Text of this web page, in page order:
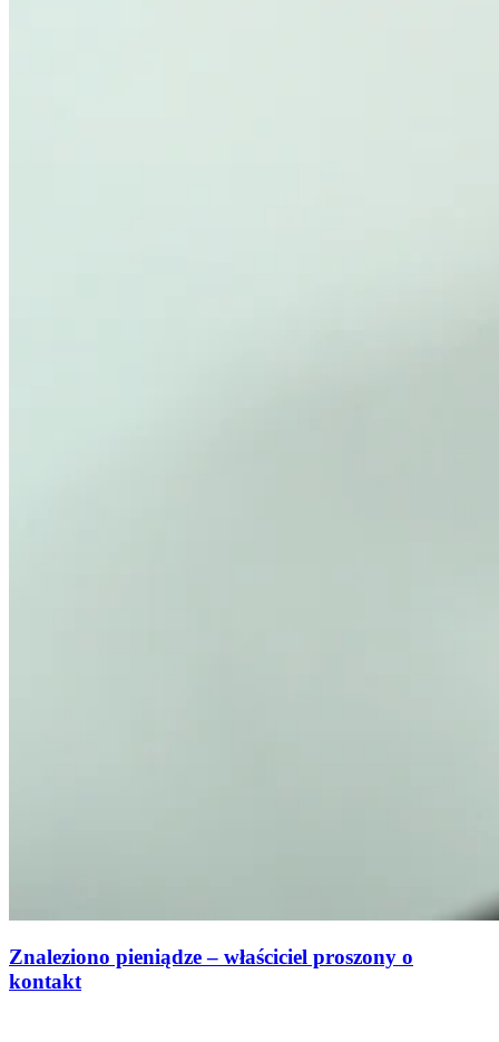
Znaleziono pieniądze – właściciel proszony o
kontakt